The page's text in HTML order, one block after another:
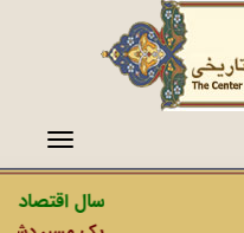
منو
سال اقتصاد